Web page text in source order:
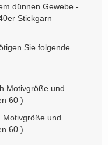
dünnen Gewebe -
Stickgarn
Sie folgende
Motivgröße und
60 )
Motivgröße und
60 )